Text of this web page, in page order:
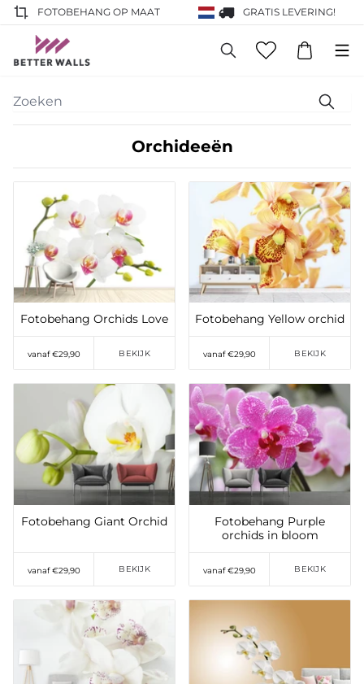
FOTOBEHANG OP MAAT GRATIS LEVERING!
Orchideeën
Toevoegen aan
verlanglijst
Fotobehang Orchids Love
vanaf €29,90 BEKIJK
Toevoegen aan
verlanglijst
Fotobehang Yellow orchid
vanaf €29,90 BEKIJK
Toevoegen aan
verlanglijst
Fotobehang Giant Orchid
vanaf €29,90 BEKIJK
Toevoegen aan
verlanglijst
Fotobehang Purple
orchids in bloom
vanaf €29,90 BEKIJK
Toevoegen aan
verlanglijst
Toevoegen aan
verlanglijst